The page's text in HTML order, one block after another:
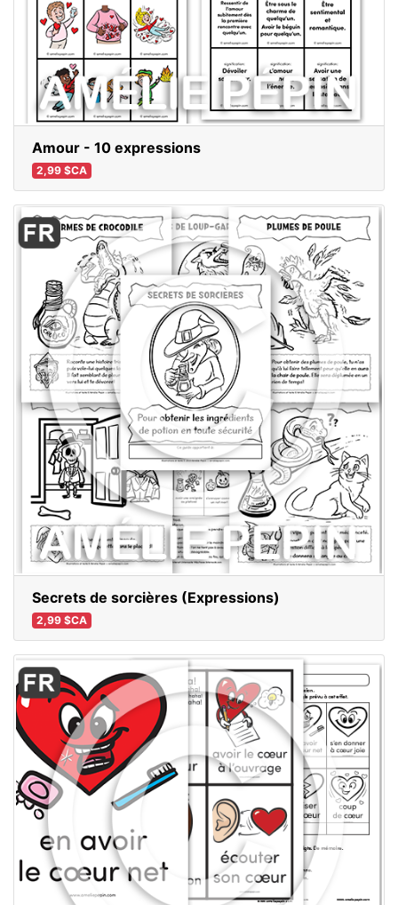
Amour - 10 expressions
2,99 $CA
Secrets de sorcières (Expressions)
2,99 $CA